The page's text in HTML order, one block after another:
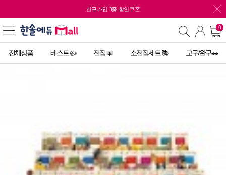
신규가입 3종 할인쿠폰
0
전체상품 베스트 👍 전집 📖 소전집세트 📚 교구/완구🚗